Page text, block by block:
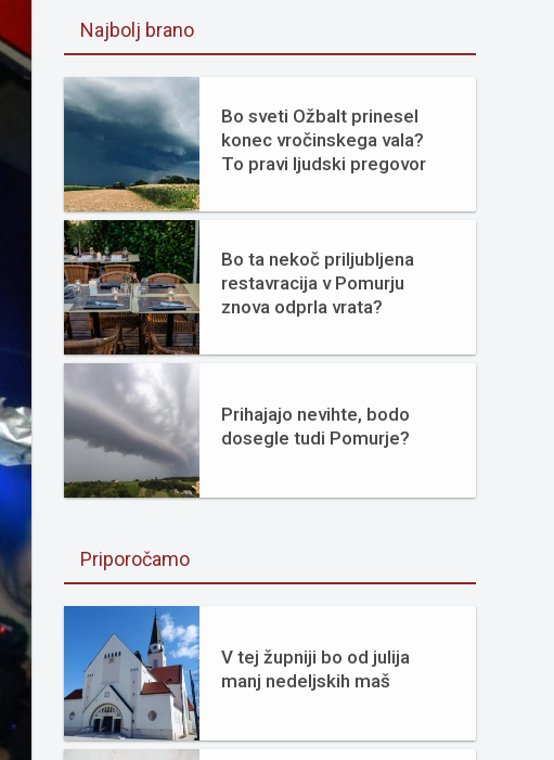
Najbolj brano
Bo sveti Ožbalt prinesel
konec vročinskega vala?
To pravi ljudski pregovor
Bo ta nekoč priljubljena
restavracija v Pomurju
znova odprla vrata?
Prihajajo nevihte, bodo
dosegle tudi Pomurje?
Priporočamo
V tej župniji bo od julija
manj nedeljskih maš